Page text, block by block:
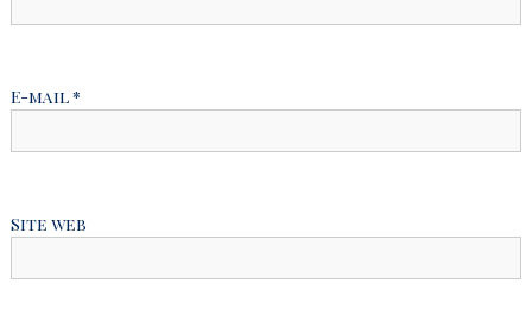
e
l
r
t
E-mail*
Site web